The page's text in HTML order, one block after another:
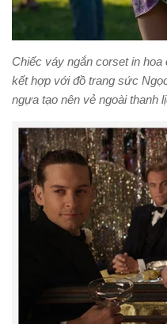
Chiếc váy ngắn corset in
kết hợp với đồ trang sức
ngựa tạo nên vẻ ngoài thanh